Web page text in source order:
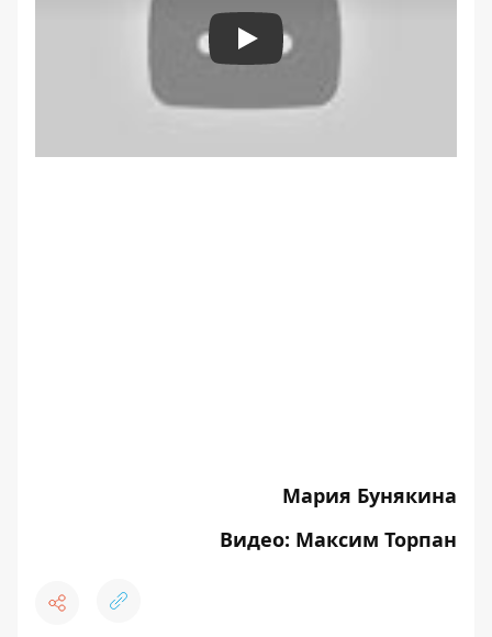
Play
Мария Бунякина
Видео: Максим Торпан